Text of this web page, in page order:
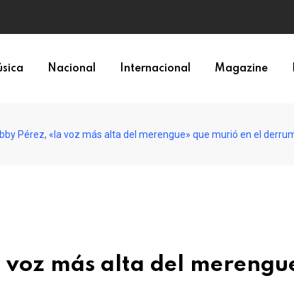
Nacional Internacional Magazine
Pérez, «la voz más alta del merengue» que murió en el
más alta del